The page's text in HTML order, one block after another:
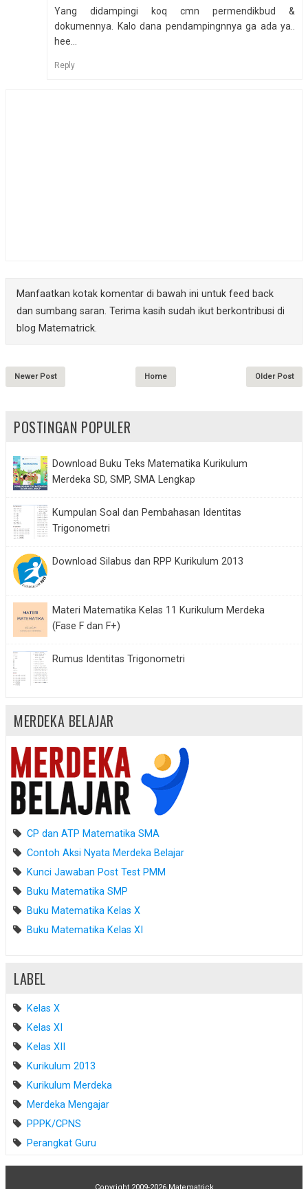
Yang didampingi koq cmn permendikbud &
dokumennya. Kalo dana pendampingnnya ga ada ya..
hee...
Reply
Manfaatkan kotak komentar di bawah ini untuk feed back
dan sumbang saran. Terima kasih sudah ikut berkontribusi di
blog Matematrick.
Newer Post Older Post
Home
POSTINGAN POPULER
Download Buku Teks Matematika Kurikulum
Merdeka SD, SMP, SMA Lengkap
Kumpulan Soal dan Pembahasan Identitas
Trigonometri
Download Silabus dan RPP Kurikulum 2013
Materi Matematika Kelas 11 Kurikulum Merdeka
(Fase F dan F+)
Rumus Identitas Trigonometri
MERDEKA BELAJAR
CP dan ATP Matematika SMA
Contoh Aksi Nyata Merdeka Belajar
Kunci Jawaban Post Test PMM
Buku Matematika SMP
Buku Matematika Kelas X
Buku Matematika Kelas XI
LABEL
Kelas X
Kelas XI
Kelas XII
Kurikulum 2013
Kurikulum Merdeka
Merdeka Mengajar
PPPK/CPNS
Perangkat Guru